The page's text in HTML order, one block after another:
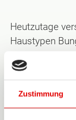
Zustimmung
Heutzutage
Haustypen
sich durch
sowie ideale
sich durch
realisieren.